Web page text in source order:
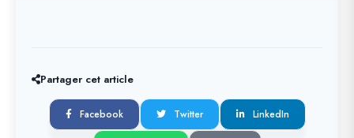
Partager cet article
Facebook Twitter LinkedIn